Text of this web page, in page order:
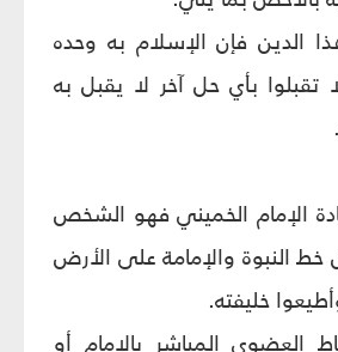
الدين فإن الإسلام به وحده
تقبلوا بأي حل آخر لا يقبل به
الإمام الخميني فهو الشخص
خط النبوة والإمامة على الأرض
خليفته.
العضوي المباشر بالإمام أو